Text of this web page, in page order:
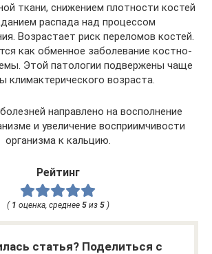
ткани, снижением плотности костей
распада над процессом
Возрастает риск переломов костей.
как обменное заболевание костно-
Этой патологии подвержены чаще
климактерического возраста.
направлено на восполнение
и увеличение восприимчивости
организма к кальцию.
Рейтинг
( 1 оценка, среднее 5из 5)
статья? Поделиться с